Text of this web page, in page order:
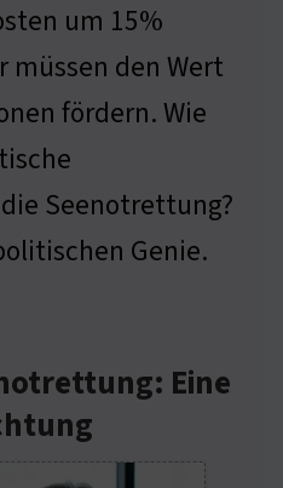
um 15%
müssen den Wert
fördern. Wie
Seenotrettung?
Genie.
Eine